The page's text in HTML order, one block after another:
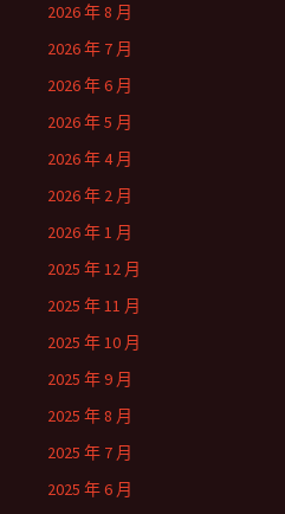
2026 年 8 月
2026 年 7 月
2026 年 6 月
2026 年 5 月
2026 年 4 月
2026 年 2 月
2026 年 1 月
2025 年 12 月
2025 年 11 月
2025 年 10 月
2025 年 9 月
2025 年 8 月
2025 年 7 月
2025 年 6 月